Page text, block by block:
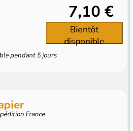
7,10 €
Bientôt
disponible
pendant 5 jours
France